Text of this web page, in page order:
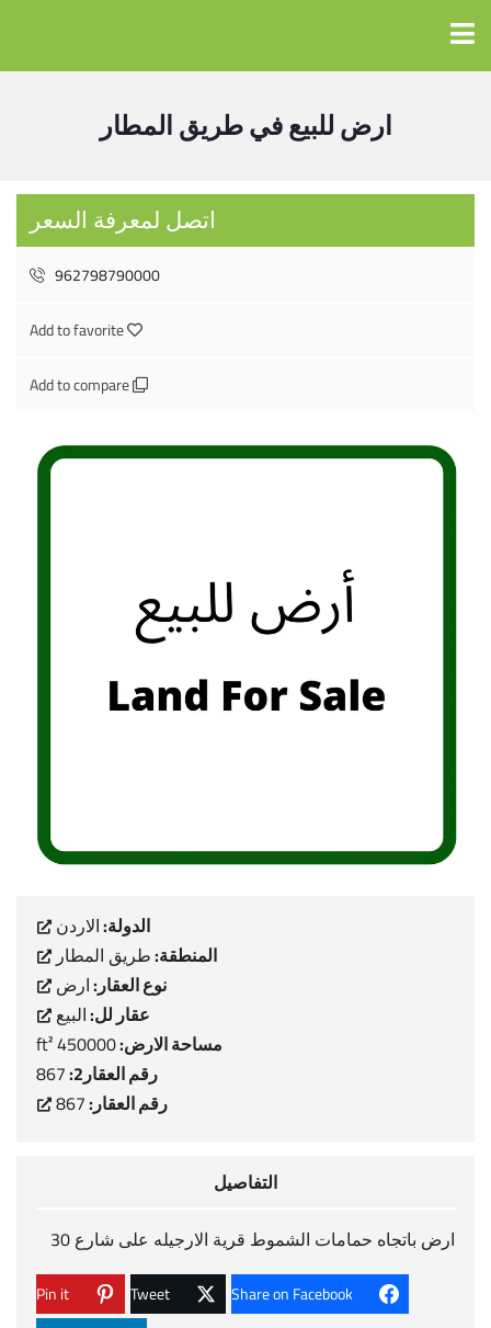
ارض للبيع في طريق المطار
اتصل لمعرفة السعر
962798790000
Add to favorite
Add to compare
الدولة:الاردن
المنطقة:طريق المطار
نوع العقار:ارض
عقار لل:البيع
مساحة الارض:450000 ft²
رقم العقار2: 867
رقم العقار:867
التفاصيل
ارض باتجاه حمامات الشموط قرية الارجيله على شارع 30
Share on Facebook
Tweet
Pin it